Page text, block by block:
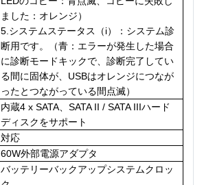
ました：オレンジ）
5.システムステータス（i）：システム診
断用です。（青：エラーが発生した場合
に診断モードキックで、診断完了してい
る間に固体が、USBはオレンジにつなが
ったとつながっている間点滅）
内蔵4 x SATA、SATA II / SATA IIIハード
ディスクをサポート
対応
60W外部電源アダプタ
バッテリーバックアップシステムクロッ